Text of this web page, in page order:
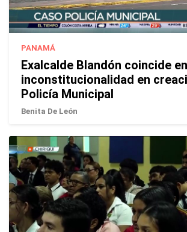
PANAMÁ
Exalcalde Blandón coincide
inconstitucionalidad en
Policía Municipal
Benita De León